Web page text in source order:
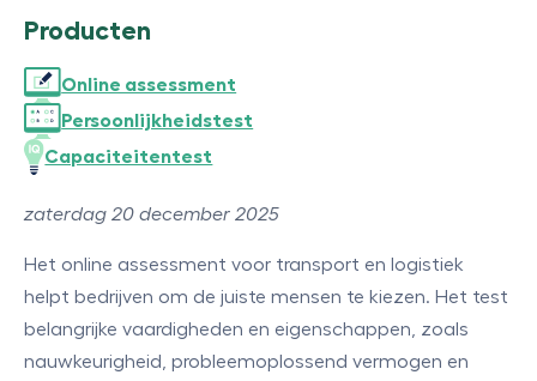
Producten
Online assessment
Persoonlijkheidstest
Capaciteitentest
zaterdag 20 december 2025
Het online assessment voor transport en logistiek
helpt bedrijven om de juiste mensen te kiezen. Het test
belangrijke vaardigheden en eigenschappen, zoals
nauwkeurigheid, probleemoplossend vermogen en